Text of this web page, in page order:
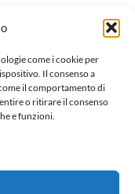
come i cookie per
Il consenso a
il comportamento di
o ritirare il consenso
e funzioni.